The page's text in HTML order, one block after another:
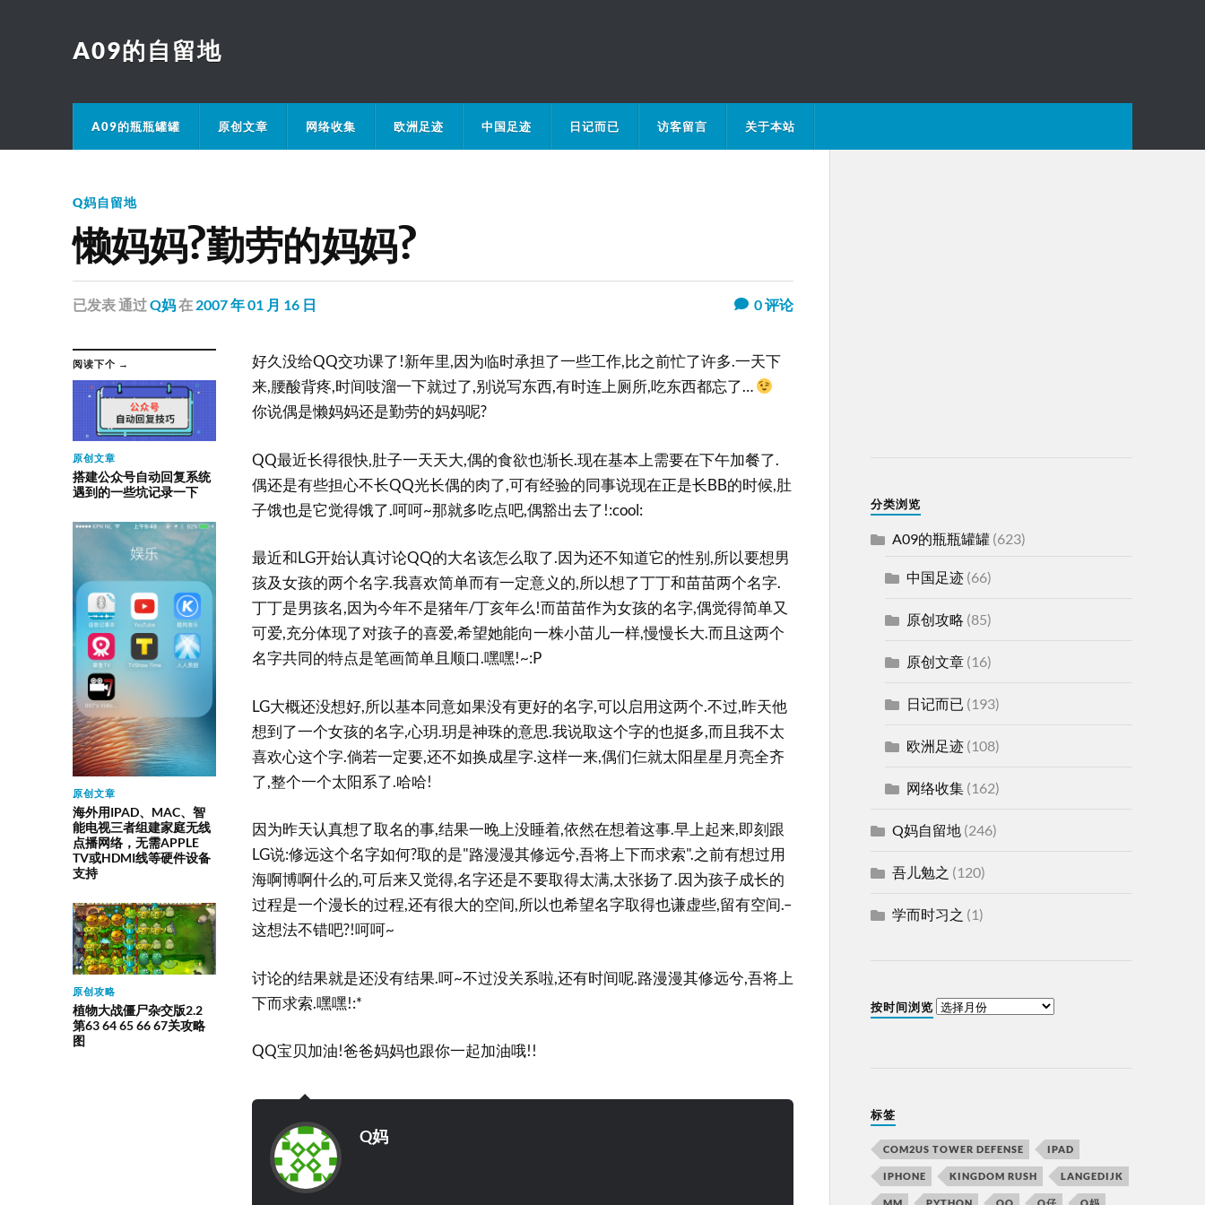
A09的自留地
A09的瓶瓶罐罐 原创文章 网络收集 欧洲足迹 中国足迹 日记而已 访客留言 关于本站
Q妈自留地
懒妈妈?勤劳的妈妈?
已发表通过Q妈在 2007 年 01 月 16 日 0评论
阅读下个 →
原创文章
搭建公众号自动回复系统
遇到的一些坑记录一下
原创文章
海外用IPAD、MAC、智
能电视三者组建家庭无线
点播网络，无需APPLE
TV或HDMI线等硬件设备
支持
原创攻略
植物大战僵尸杂交版2.2
第63 64 65 66 67关攻略
图
好久没给QQ交功课了!新年里,因为临时承担了一些工作,比之前忙了许多.一天下
来,腰酸背疼,时间吱溜一下就过了,别说写东西,有时连上厕所,吃东西都忘了…
你说偶是懒妈妈还是勤劳的妈妈呢?
QQ最近长得很快,肚子一天天大,偶的食欲也渐长.现在基本上需要在下午加餐了.
偶还是有些担心不长QQ光长偶的肉了,可有经验的同事说现在正是长BB的时候,肚
子饿也是它觉得饿了.呵呵~那就多吃点吧,偶豁出去了!:cool:
最近和LG开始认真讨论QQ的大名该怎么取了.因为还不知道它的性别,所以要想男
孩及女孩的两个名字.我喜欢简单而有一定意义的,所以想了丁丁和苗苗两个名字.
丁丁是男孩名,因为今年不是猪年/丁亥年么!而苗苗作为女孩的名字,偶觉得简单又
可爱,充分体现了对孩子的喜爱,希望她能向一株小苗儿一样,慢慢长大.而且这两个
名字共同的特点是笔画简单且顺口.嘿嘿!~:P
LG大概还没想好,所以基本同意如果没有更好的名字,可以启用这两个.不过,昨天他
想到了一个女孩的名字,心玥.玥是神珠的意思.我说取这个字的也挺多,而且我不太
喜欢心这个字.倘若一定要,还不如换成星字.这样一来,偶们仨就太阳星星月亮全齐
了,整个一个太阳系了.哈哈!
因为昨天认真想了取名的事,结果一晚上没睡着,依然在想着这事.早上起来,即刻跟
LG说:修远这个名字如何?取的是"路漫漫其修远兮,吾将上下而求索".之前有想过用
海啊博啊什么的,可后来又觉得,名字还是不要取得太满,太张扬了.因为孩子成长的
过程是一个漫长的过程,还有很大的空间,所以也希望名字取得也谦虚些,留有空间.–
这想法不错吧?!呵呵~
讨论的结果就是还没有结果.呵~不过没关系啦,还有时间呢.路漫漫其修远兮,吾将上
下而求索.嘿嘿!:*
QQ宝贝加油!爸爸妈妈也跟你一起加油哦!!
Q妈
分类浏览
A09的瓶瓶罐罐(623)
中国足迹(66)
原创攻略 (85)
原创文章(16)
日记而已 (193)
欧洲足迹(108)
网络收集(162)
Q妈自留地(246)
吾儿勉之 (120)
学而时习之 (1)
按时间浏览
标签
COM2US TOWER DEFENSE IPAD
IPHONE KINGDOM RUSH LANGEDIJK